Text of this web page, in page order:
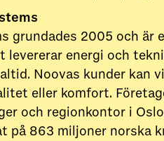
grundades 2005 och
levererar energi och
Noovas kunder kan
eller komfort.
och regionkontor i
på 863 miljoner norska